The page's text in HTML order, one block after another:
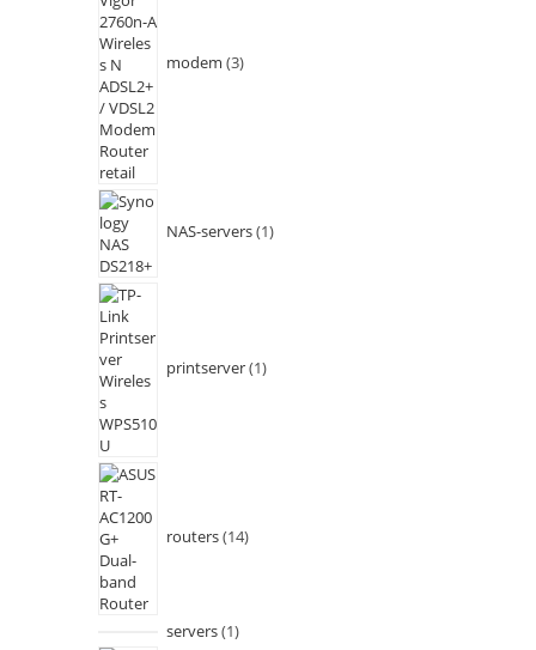
modem 3
NAS-servers 1
printserver 1
routers 14
servers 1